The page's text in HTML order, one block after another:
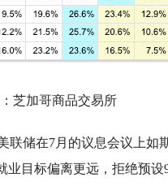
芝加哥商品交易所
联储在7月的议息会议上如
目标偏离更远，拒绝预设